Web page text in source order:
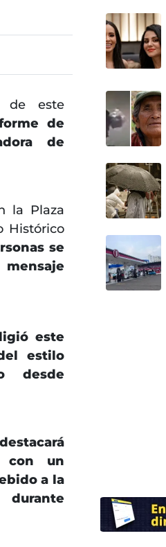
de este
de
de
la Plaza
Histórico
se
este
estilo
desde
con un
a la